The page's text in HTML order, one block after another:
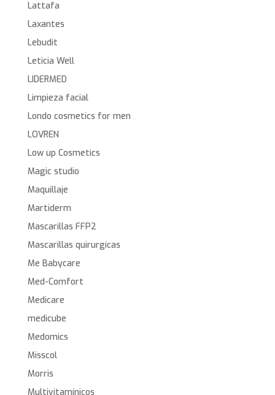
Lattafa
Laxantes
Lebudit
Leticia Well
LIDERMED
Limpieza facial
Londo cosmetics for men
LOVREN
Low up Cosmetics
Magic studio
Maquillaje
Martiderm
Mascarillas FFP2
Mascarillas quirurgícas
Me Babycare
Med-Comfort
Medicare
medicube
Medomics
Misscol
Morris
Multivitamínicos